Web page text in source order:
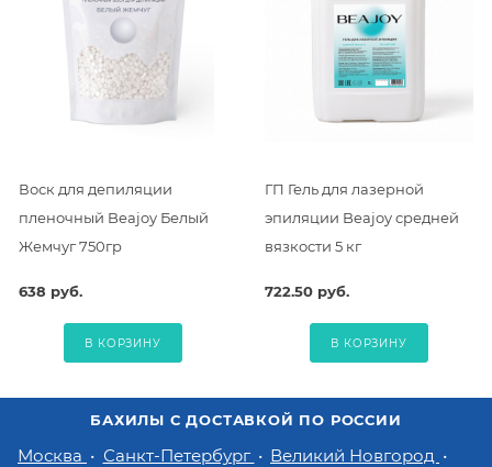
Воск для депиляции
пленочный Beajoy Белый
Жемчуг 750гр
638 руб.
В КОРЗИНУ
ГП Гель для лазерной
эпиляции Beajoy средней
вязкости 5 кг
722.50 руб.
В КОРЗИНУ
БАХИЛЫ С ДОСТАВКОЙ ПО РОССИИ
Москва Санкт-Петербург
Великий Новгород